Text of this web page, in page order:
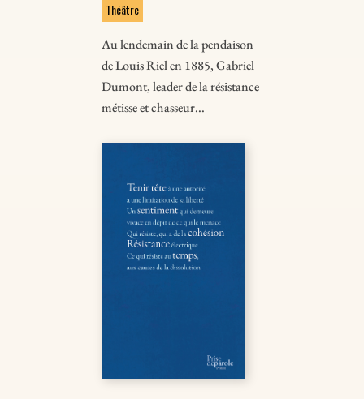
Théâtre
Au lendemain de la pendaison
de Louis Riel en 1885, Gabriel
Dumont, leader de la résistance
métisse et chasseur...